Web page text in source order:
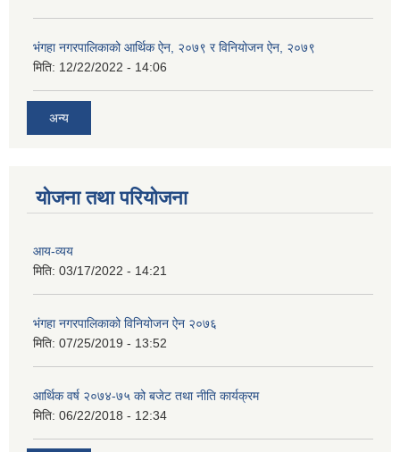
भंगहा नगरपालिकाको आर्थिक ऐन, २०७९ र विनियोजन ऐन, २०७९
मिति: 12/22/2022 - 14:06
अन्य
योजना तथा परियोजना
आय-व्यय
मिति: 03/17/2022 - 14:21
भंगहा नगरपालिकाको विनियोजन ऐन २०७६
मिति: 07/25/2019 - 13:52
आर्थिक वर्ष २०७४-७५ को बजेट तथा नीति कार्यक्रम
मिति: 06/22/2018 - 12:34